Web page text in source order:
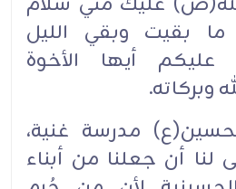
ما بقيت وبقي الليل
عليكم أيها الأخوة
وبركاته.
مدرسة غنية،
لنا أن جعلنا من أبناء